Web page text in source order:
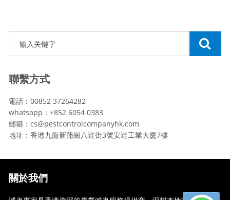
聯繫方式
電話：00852 37264282
whatsapp：+852 6054 0383
郵箱：cs@pestcontrolcompanyhk.com
地址：香港九龍新蒲崗八達街3號安達工業大廈7樓
關於我們